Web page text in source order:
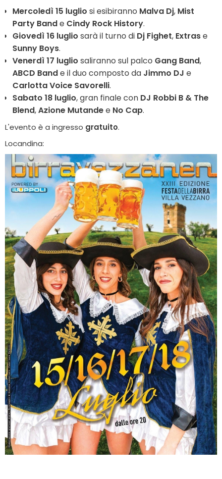
Mercoledì 15 luglio si esibiranno Malva Dj, Mist
Party Bande Cindy Rock History.
Giovedì 16 luglio sarà il turno di Dj Fighet, Extrase
Sunny Boys.
Venerdì 17 luglio saliranno sul palco Gang Band,
ABCD Bande il duo composto da Jimmo DJ e
Carlotta Voice Savorelli.
Sabato 18 luglio, gran finale con DJ Robbi B & The
Blend,Azione Mutandee No Cap.
L'evento è a ingresso gratuito.
Locandina: